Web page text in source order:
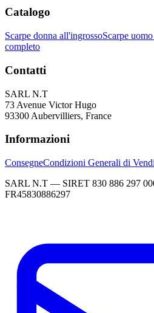
Catalogo
Scarpe donna all'ingrossoScarpe
completo
Contatti
SARL N.T
73 Avenue Victor Hugo
93300 Aubervilliers, France
Informazioni
ConsegneCondizioni Generali di
SARL N.T — SIRET 830 886 297
FR45830886297